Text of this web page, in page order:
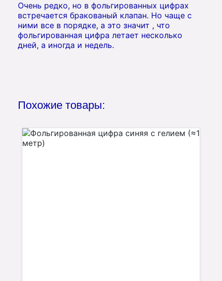
Очень редко, но в фольгированных цифрах
встречается бракованый клапан. Но чаще с
ними все в порядке, а это значит , что
фольгированная цифра летает несколько
дней, а иногда и недель.
Похожие товары: